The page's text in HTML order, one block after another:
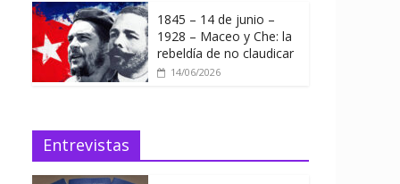
1845 – 14 de junio –
1928 – Maceo y Che: la
rebeldía de no claudicar
14/06/2026
Entrevistas